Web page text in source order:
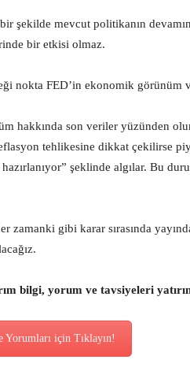
şekilde mevcut politikanın
bir etkisi olmaz.
nokta FED’in ekonomik görünüm
hakkında son veriler yüzünden
tehlikesine dikkat çekilirse
şeklinde algılar. Bu
zamanki gibi karar sırasında
bilgi, yorum ve tavsiyeleri
Yorumları için Tıklayın!